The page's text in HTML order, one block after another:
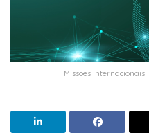
Missões